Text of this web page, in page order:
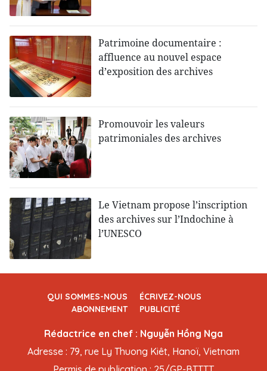
Patrimoine documentaire :
affluence au nouvel espace
d’exposition des archives
Promouvoir les valeurs
patrimoniales des archives
Le Vietnam propose l’inscription
des archives sur l’Indochine à
l’UNESCO
QUI SOMMES-NOUS
ÉCRIVEZ-NOUS
ABONNEMENT
PUBLICITÉ
Rédactrice en chef : Nguyễn Hồng Nga
Adresse : 79, rue Ly Thuong Kiêt, Hanoï, Vietnam